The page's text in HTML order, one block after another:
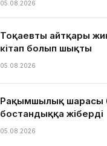
05.08.2026
Тоқаевтың айтқары
кітап болып шықты
05.08.2026
Рақымшылық шарасы
бостандыққа жіберді
05.08.2026